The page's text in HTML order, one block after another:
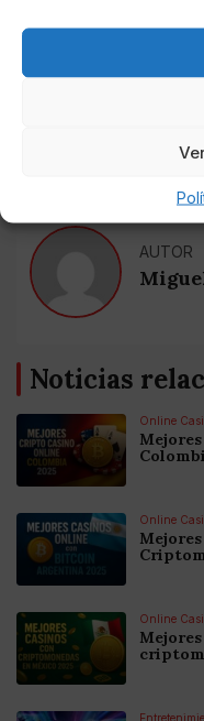
AUTOR
Noticias
Online
Online
Online